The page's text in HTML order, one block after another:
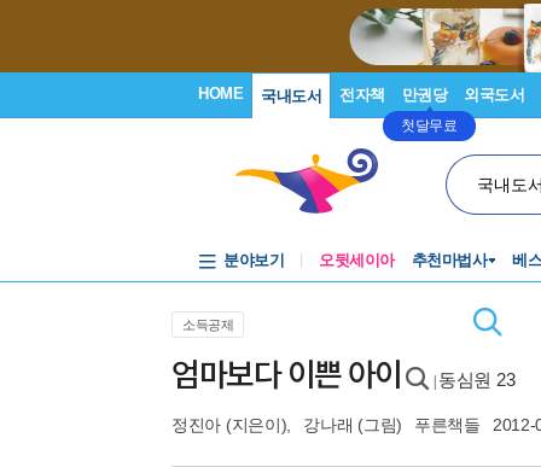
HOME 국내도서 전자책 만권당
첫달무료
외국도서
국내도
분야보기 오뒷세이아 추천마법사 베
소득공제
엄마보다 이쁜 아이 동심원 23
정진아 (지은이), 강나래 (그림) 푸른책들 2012-